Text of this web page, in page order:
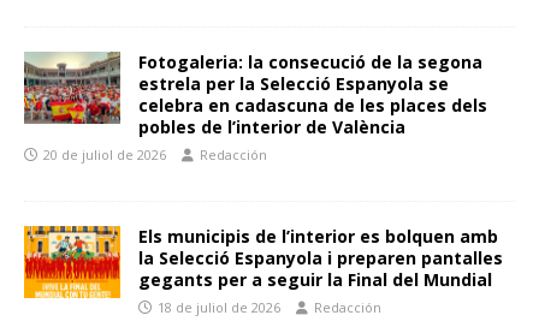
Fotogaleria: la consecució de la segona
estrela per la Selecció Espanyola se
celebra en cadascuna de les places dels
pobles de l’interior de València
20 de juliol de 2026 Redacción
Els municipis de l’interior es bolquen amb
la Selecció Espanyola i preparen pantalles
gegants per a seguir la Final del Mundial
18 de juliol de 2026 Redacción